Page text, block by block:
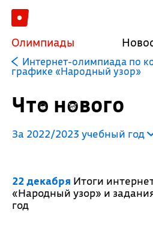
Олимпиады
Интернет-олимпиада по
графике «Народный узор»
Что нового
За 2022/2023 учебный год
22 декабря Итоги
«Народный узор» и
год